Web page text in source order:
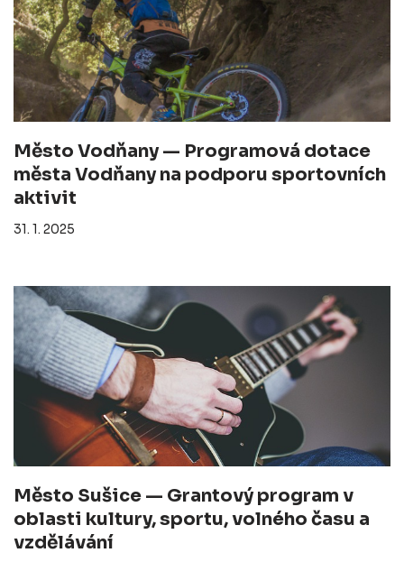
Město Vodňany — Programová dotace
města Vodňany na podporu sportovních
aktivit
31. 1. 2025
Město Sušice — Grantový program v
oblasti kultury, sportu, volného času a
vzdělávání